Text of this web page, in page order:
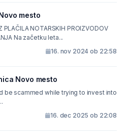
mesto
PLAČILA NOTARSKIH PROIZVODOV
ALI KREDITNEGA ZAVAROVANJA Na začetku leta...
16. nov 2024 ob 22:58
Novo mesto
be scammed while trying to invest into
16. dec 2025 ob 22:08